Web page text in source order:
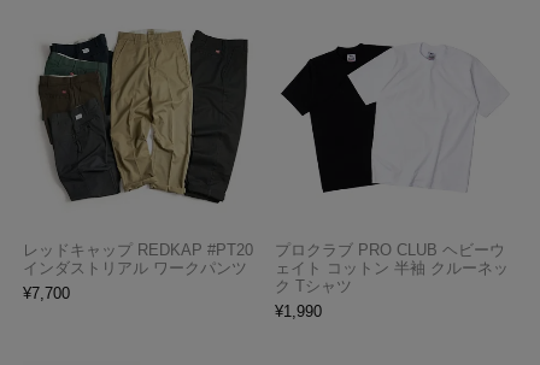
レッドキャップ REDKAP #PT20
インダストリアル ワークパンツ
¥7,700
プロクラブ PRO CLUB ヘビーウ
ェイト コットン 半袖 クルーネッ
ク Tシャツ
¥1,990